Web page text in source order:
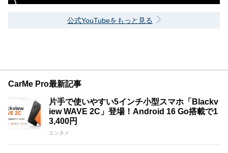
公式YouTubeをもっと見る
CarMe Pro最新記事
片手で使いやすい5インチ小型スマホ「Blackv
iew WAVE 2C」登場！Android 16 Go搭載で1
3,400円
エンタメ